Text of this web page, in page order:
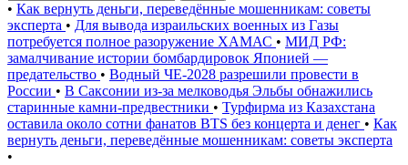
• Как вернуть деньги, переведённые мошенникам: советы
эксперта • Для вывода израильских военных из Газы
потребуется полное разоружение ХАМАС • МИД РФ:
замалчивание истории бомбардировок Японией —
предательство • Водный ЧЕ-2028 разрешили провести в
России • В Саксонии из-за мелководья Эльбы обнажились
старинные камни-предвестники • Турфирма из Казахстана
оставила около сотни фанатов BTS без концерта и денег • Как
вернуть деньги, переведённые мошенникам: советы эксперта
•